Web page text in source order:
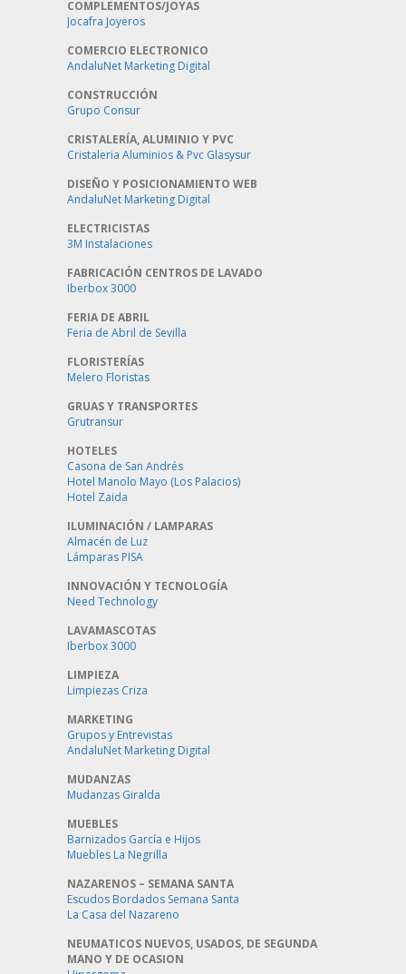
COMPLEMENTOS/JOYAS
Jocafra Joyeros
COMERCIO ELECTRONICO
AndaluNet Marketing Digital
CONSTRUCCIÓN
Grupo Consur
CRISTALERÍA, ALUMINIO Y PVC
Cristaleria Aluminios & Pvc Glasysur
DISEÑO Y POSICIONAMIENTO WEB
AndaluNet Marketing Digital
ELECTRICISTAS
3M Instalaciones
FABRICACIÓN CENTROS DE LAVADO
Iberbox 3000
FERIA DE ABRIL
Feria de Abril de Sevilla
FLORISTERÍAS
Melero Floristas
GRUAS Y TRANSPORTES
Grutransur
HOTELES
Casona de San Andrés
Hotel Manolo Mayo (Los Palacios)
Hotel Zaida
ILUMINACIÓN / LAMPARAS
Almacén de Luz
Lámparas PISA
INNOVACIÓN Y TECNOLOGÍA
Need Technology
LAVAMASCOTAS
Iberbox 3000
LIMPIEZA
Limpiezas Criza
MARKETING
Grupos y Entrevistas
AndaluNet Marketing Digital
MUDANZAS
Mudanzas Giralda
MUEBLES
Barnizados García e Hijos
Muebles La Negrilla
NAZARENOS – SEMANA SANTA
Escudos Bordados Semana Santa
La Casa del Nazareno
NEUMATICOS NUEVOS, USADOS, DE SEGUNDA
MANO Y DE OCASION